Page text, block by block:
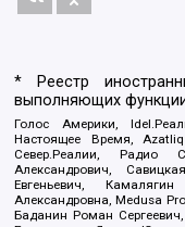
* Реестр
выполняющих
Голос Америки,
Настоящее Время, Azatliq
Север.Реалии, Радио
Александрович,
Евгеньевич,
Александровна, Medusa
Баданин Роман